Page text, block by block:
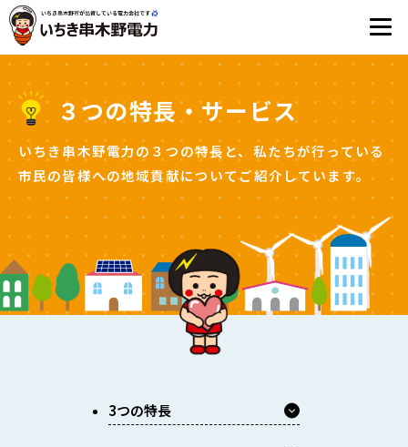
３つの特長・サービス
いちき串木野電力の３つの特長と、私たちが行っている
市民の皆様への地域貢献についてご紹介しています。
3つの特長